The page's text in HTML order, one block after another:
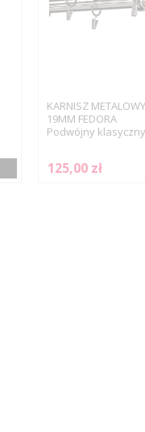
KARNISZ
19MM FEDORA
Podwójny
125,00 zł